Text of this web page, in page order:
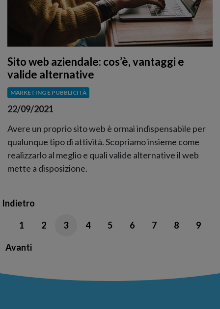
Sito web aziendale: cos’è, vantaggi e
valide alternative
MARKETING E PUBBLICITÀ
22/09/2021
Avere un proprio sito web è ormai indispensabile per
qualunque tipo di attività. Scopriamo insieme come
realizzarlo al meglio e quali valide alternative il web
mette a disposizione.
Indietro
1 2 3 4 5 6 7 8 9
Avanti